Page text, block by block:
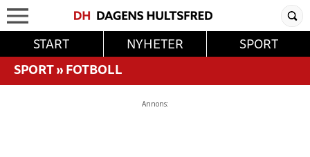
START NYHETER
SPORT
SPORT»FOTBOLL
Annons: